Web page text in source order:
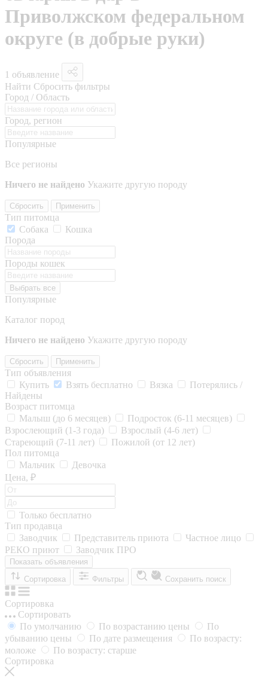
Приволжском федеральном
округе (в добрые руки)
1 объявление
Найти Сбросить фильтры
Город / Область
Город, регион
Популярные
Все регионы
Ничего не найдено Укажите другую породу
Сбросить Применить
Тип питомца
Собака
Кошка
Порода
Породы кошек
Выбрать все
Популярные
Каталог пород
Ничего не найдено Укажите другую породу
Сбросить Применить
Тип объявления
Купить
Взять бесплатно Вязка
Потерялись /
Найдены
Возраст питомца
Малыш (до 6 месяцев)
Подросток (6-11 месяцев)
Взрослеющий (1-3 года)
Взрослый (4-6 лет)
Стареющий (7-11 лет)
Пожилой (от 12 лет)
Пол питомца
Мальчик
Девочка
Цена, ₽
Только бесплатно
Тип продавца
Заводчик
Представитель приюта
Частное лицо
РЕКО приют
Заводчик ПРО
Показать объявления
Сортировка
Фильтры Сохранить поиск
Сортировка
Сортировать
По умолчанию
По возрастанию цены
По
убыванию цены
По дате размещения
По возрасту:
моложе
По возрасту: старше
Сортировка